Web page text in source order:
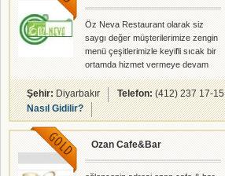
Zamanla değişen iş ortamı ve
şekilleri,beraberinde yemek
hizmetlerinde yapısal degişikliği
gündeme getirmiştir.Bunun sonucu
olarak içinde bulundugumuz durum
ve degişik çalışma gruplarındaki
insan ihtiyaçl
Öz Neva Restaurant olarak siz
saygı değer müşterilerimize zengin
menü çeşitlerimizle keyifli sıcak bir
ortamda hizmet vermeye devam
ediyoruz ...
Şehir:Diyarbakır Telefon:(412) 237 17-15
Nasıl Gidilir?
Ozan Cafe&Bar